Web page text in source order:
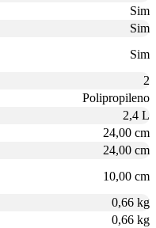
Sim
Sim
Sim
2
Polipropileno
2,4 L
24,00 cm
24,00 cm
10,00 cm
0,66 kg
0,66 kg